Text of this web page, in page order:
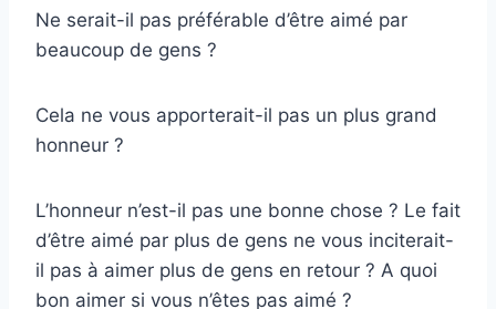
Ne serait-il pas préférable d’être aimé par
beaucoup de gens ?
Cela ne vous apporterait-il pas un plus grand
honneur ?
L’honneur n’est-il pas une bonne chose ? Le fait
d’être aimé par plus de gens ne vous inciterait-
il pas à aimer plus de gens en retour ? A quoi
bon aimer si vous n’êtes pas aimé ?